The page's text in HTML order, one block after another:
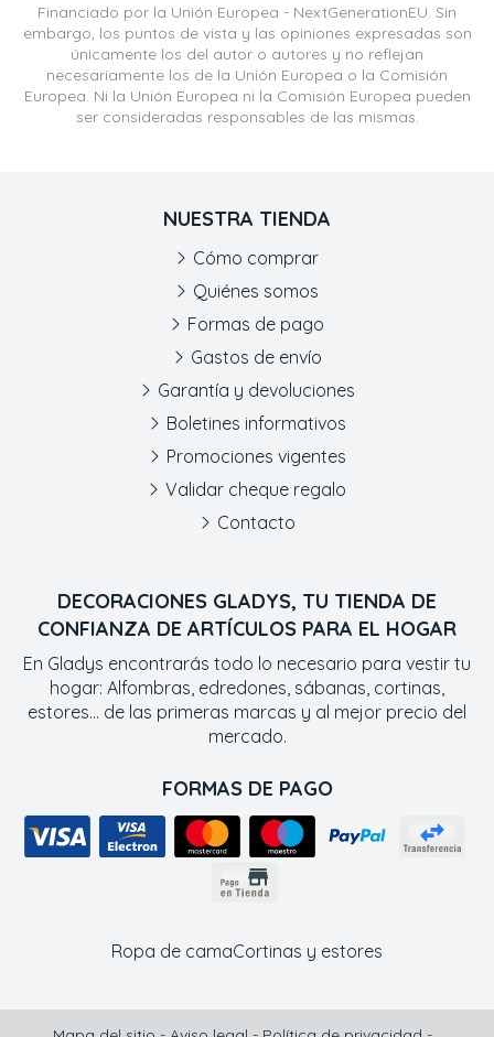
Financiado por la Unión Europea - NextGenerationEU. Sin
embargo, los puntos de vista y las opiniones expresadas son
únicamente los del autor o autores y no reflejan
necesariamente los de la Unión Europea o la Comisión
Europea. Ni la Unión Europea ni la Comisión Europea pueden
ser consideradas responsables de las mismas.
DECORACIONES GLADYS, TU TIENDA DE
CONFIANZA DE ARTÍCULOS PARA EL HOGAR
En Gladys encontrarás todo lo necesario para vestir tu
hogar: Alfombras, edredones, sábanas, cortinas,
estores... de las primeras marcas y al mejor precio del
mercado.
FORMAS DE PAGO
NUESTRA TIENDA
Cómo comprar
Quiénes somos
Formas de pago
Gastos de envío
Garantía y devoluciones
Boletines informativos
Promociones vigentes
Validar cheque regalo
Contacto
Ropa de camaCortinas y estores